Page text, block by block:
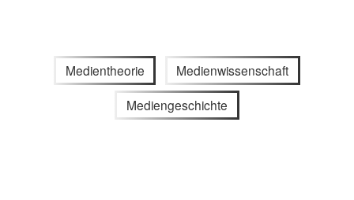
Medientheorie Medienwissenschaft
Mediengeschichte